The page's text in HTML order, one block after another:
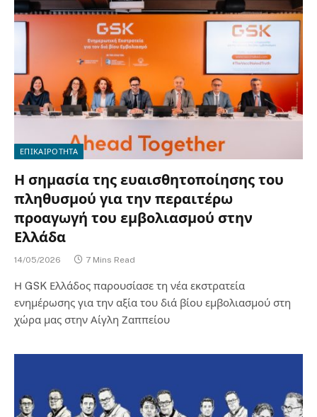
ΕΠΙΚΑΙΡΟΤΗΤΑ
Η σημασία της ευαισθητοποίησης του
πληθυσμού για την περαιτέρω
προαγωγή του εμβολιασμού στην
Ελλάδα
14/05/2026 7 Mins Read
Η GSK Ελλάδος παρουσίασε τη νέα εκστρατεία
ενημέρωσης για την αξία του διά βίου εμβολιασμού στη
χώρα μας στην Αίγλη Ζαππείου